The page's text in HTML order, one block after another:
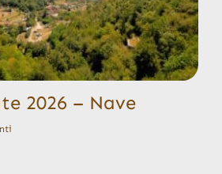
2026 – Nave